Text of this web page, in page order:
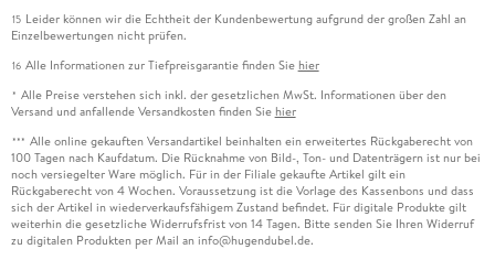
15 Leider können wir die Echtheit der Kundenbewertung aufgrund der großen Zahl an
Einzelbewertungen nicht prüfen.
16 Alle Informationen zur Tiefpreisgarantie finden Sie hier
* Alle Preise verstehen sich inkl. der gesetzlichen MwSt. Informationen über den
Versand und anfallende Versandkosten finden Sie hier
*** Alle online gekauften Versandartikel beinhalten ein erweitertes Rückgaberecht von
100 Tagen nach Kaufdatum. Die Rücknahme von Bild-, Ton- und Datenträgern ist nur bei
noch versiegelter Ware möglich. Für in der Filiale gekaufte Artikel gilt ein
Rückgaberecht von 4 Wochen. Voraussetzung ist die Vorlage des Kassenbons und dass
sich der Artikel in wiederverkaufsfähigem Zustand befindet. Für digitale Produkte gilt
weiterhin die gesetzliche Widerrufsfrist von 14 Tagen. Bitte senden Sie Ihren Widerruf
zu digitalen Produkten per Mail an info@hugendubel.de.